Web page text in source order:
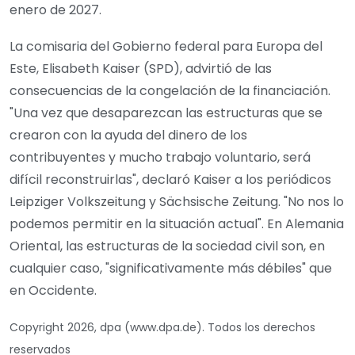
enero de 2027.
La comisaria del Gobierno federal para Europa del
Este, Elisabeth Kaiser (SPD), advirtió de las
consecuencias de la congelación de la financiación.
"Una vez que desaparezcan las estructuras que se
crearon con la ayuda del dinero de los
contribuyentes y mucho trabajo voluntario, será
difícil reconstruirlas", declaró Kaiser a los periódicos
Leipziger Volkszeitung y Sächsische Zeitung. "No nos lo
podemos permitir en la situación actual". En Alemania
Oriental, las estructuras de la sociedad civil son, en
cualquier caso, "significativamente más débiles" que
en Occidente.
Copyright 2026, dpa (www.dpa.de). Todos los derechos
reservados